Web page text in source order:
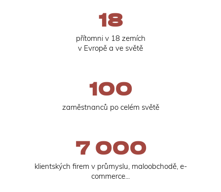
přítomni v 18 zemích
v Evropě a ve světě
18
zaměstnanců po celém světě
100
klientských firem v průmyslu, maloobchodě, e-
commerce...
7 000